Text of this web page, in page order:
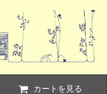
カートを見る